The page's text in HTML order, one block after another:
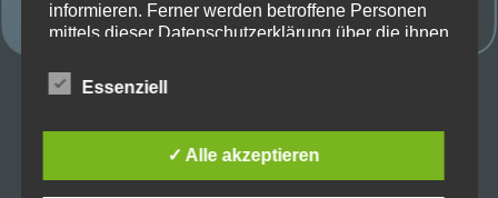
Ich habe beim durchstöbern nach Angeboten gemerkt,
und schreibe 10€ Preisunterschied haben. beiAmazon
bekommt ihr das gerade zum Bestpreis von 566,10€
Also definitiv zum Air 5 greifen.
informieren. Ferner werden betroffene Personen
mittels dieser Datenschutzerklärung über die ihnen
Maßnahmen umgesetzt, um einen möglichst
lückenlosen Schutz der über diese Internetseite
verarbeiteten personenbezogenen Daten
Essenziell
✓ Alle akzeptieren